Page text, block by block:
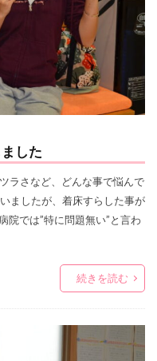
した
ラさなど、どんな事で悩んで
ましたが、着床すらした事が
院では”特に問題無い”と言わ
続きを読む